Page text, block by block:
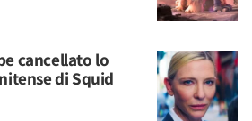
cancellato lo
di Squid